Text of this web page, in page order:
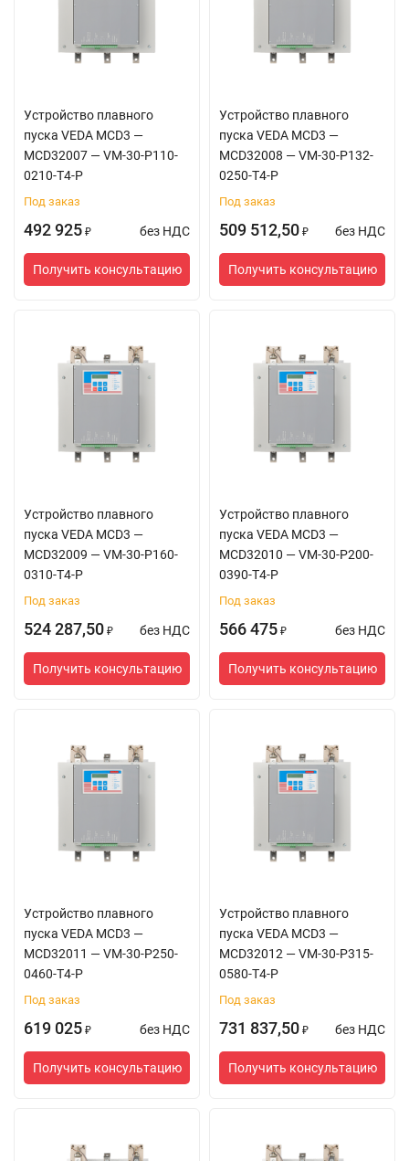
Устройство плавного
пуска VEDA MCD3 —
MCD32007 — VM-30-P110-
0210-T4-P
Под заказ
492 925 ₽ без НДС
Получить консультацию
Устройство плавного
пуска VEDA MCD3 —
MCD32008 — VM-30-P132-
0250-T4-P
Под заказ
509 512,50 ₽ без НДС
Получить консультацию
Устройство плавного
пуска VEDA MCD3 —
MCD32009 — VM-30-P160-
0310-T4-P
Под заказ
524 287,50 ₽ без НДС
Получить консультацию
Устройство плавного
пуска VEDA MCD3 —
MCD32010 — VM-30-P200-
0390-T4-P
Под заказ
566 475 ₽ без НДС
Получить консультацию
Устройство плавного
пуска VEDA MCD3 —
MCD32011 — VM-30-P250-
0460-T4-P
Под заказ
619 025 ₽ без НДС
Получить консультацию
Устройство плавного
пуска VEDA MCD3 —
MCD32012 — VM-30-P315-
0580-T4-P
Под заказ
731 837,50 ₽ без НДС
Получить консультацию